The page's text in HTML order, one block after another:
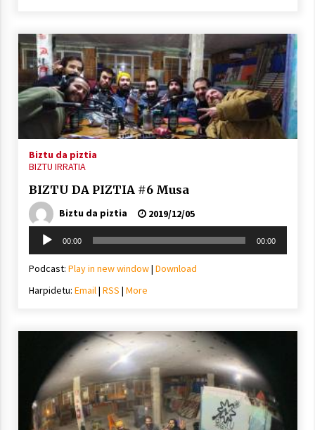
Biztu da piztia
BIZTU IRRATIA
BIZTU DA PIZTIA #6 Musa
Biztu da piztia
2019/12/05
Soinu
erreproduzigailua
00:00 00:00
Podcast: Play in new window| Download
Harpidetu: Email| RSS | More